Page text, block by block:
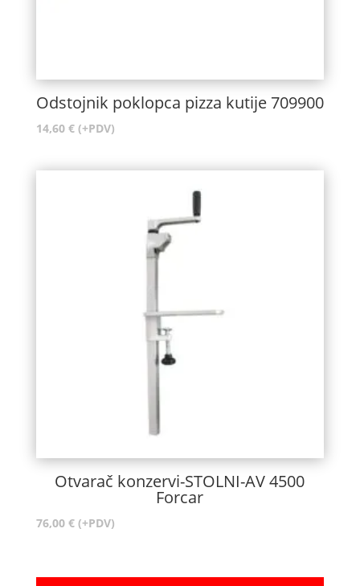
Odstojnik poklopca pizza kutije 709900
14,60 € (+PDV)
Otvarač konzervi-STOLNI-AV 4500
Forcar
76,00 € (+PDV)